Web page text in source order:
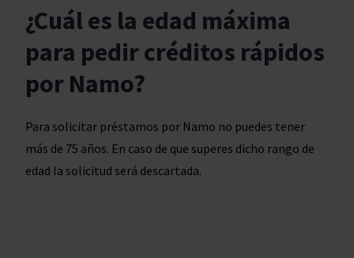
Para solicitar préstamos por Namo no puedes tener
más de 75 años. En caso de que superes dicho rango de
edad la solicitud será descartada.
¿Cuál es la edad máxima
para pedir créditos rápidos
por Namo?